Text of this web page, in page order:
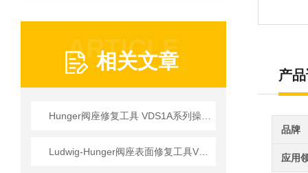
ARTICLE
相关文章
产
品牌
应用